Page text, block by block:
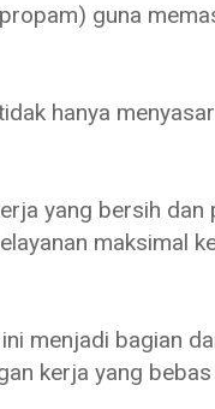
guna
hanya
yang bersih
maksimal
menjadi bagian
kerja yang